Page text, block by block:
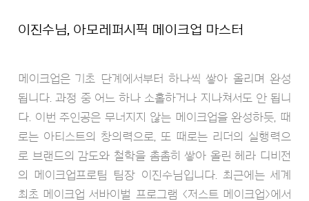
이진수님, 아모레퍼시픽 메이크업 마스터
메이크업은 기초 단계에서부터 하나씩 쌓아 올리며 완성
됩니다. 과정 중 어느 하나 소홀하거나 지나쳐서도 안 됩니
다. 이번 주인공은 무너지지 않는 메이크업을 완성하듯, 때
로는 아티스트의 창의력으로, 또 때로는 리더의 실행력으
로 브랜드의 감도와 철학을 촘촘히 쌓아 올린 헤라 디비전
의 메이크업프로팀 팀장 이진수님입니다. 최근에는 세계
최초 메이크업 서바이벌 프로그램 <저스트 메이크업>에서